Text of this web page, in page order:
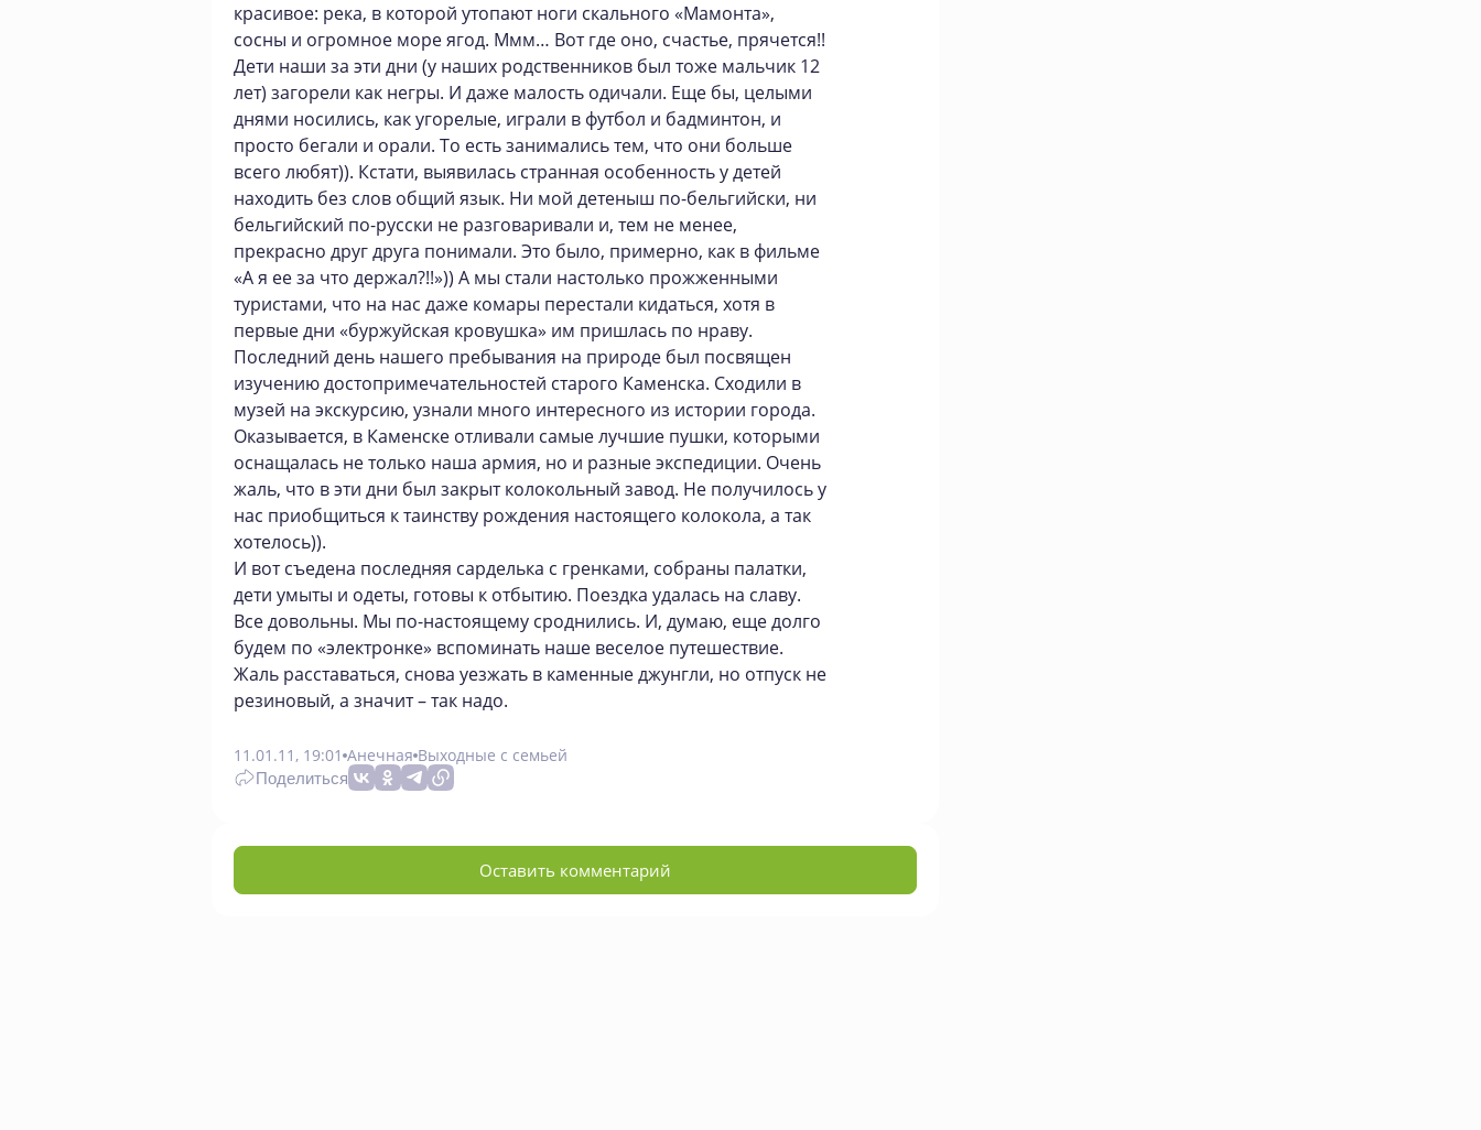
красивое: река, в которой утопают ноги скального «Мамонта»,
сосны и огромное море ягод. Ммм… Вот где оно, счастье, прячется!!
Дети наши за эти дни (у наших родственников был тоже мальчик 12
лет) загорели как негры. И даже малость одичали. Еще бы, целыми
днями носились, как угорелые, играли в футбол и бадминтон, и
просто бегали и орали. То есть занимались тем, что они больше
всего любят)). Кстати, выявилась странная особенность у детей
находить без слов общий язык. Ни мой детеныш по-бельгийски, ни
бельгийский по-русски не разговаривали и, тем не менее,
прекрасно друг друга понимали. Это было, примерно, как в фильме
«А я ее за что держал?!!»)) А мы стали настолько прожженными
туристами, что на нас даже комары перестали кидаться, хотя в
первые дни «буржуйская кровушка» им пришлась по нраву.
Последний день нашего пребывания на природе был посвящен
изучению достопримечательностей старого Каменска. Сходили в
музей на экскурсию, узнали много интересного из истории города.
Оказывается, в Каменске отливали самые лучшие пушки, которыми
оснащалась не только наша армия, но и разные экспедиции. Очень
жаль, что в эти дни был закрыт колокольный завод. Не получилось у
нас приобщиться к таинству рождения настоящего колокола, а так
хотелось)).
И вот съедена последняя сарделька с гренками, собраны палатки,
дети умыты и одеты, готовы к отбытию. Поездка удалась на славу.
Все довольны. Мы по-настоящему сроднились. И, думаю, еще долго
будем по «электронке» вспоминать наше веселое путешествие.
Жаль расставаться, снова уезжать в каменные джунгли, но отпуск не
резиновый, а значит – так надо.
11.01.11, 19:01 Анечная Выходные с семьей
Поделиться
Оставить комментарий